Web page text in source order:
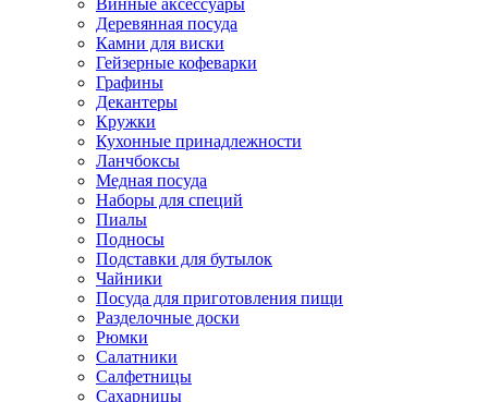
Винные аксессуары
Деревянная посуда
Камни для виски
Гейзерные кофеварки
Графины
Декантеры
Кружки
Кухонные принадлежности
Ланчбоксы
Медная посуда
Наборы для специй
Пиалы
Подносы
Подставки для бутылок
Чайники
Посуда для приготовления пищи
Разделочные доски
Рюмки
Салатники
Салфетницы
Сахарницы